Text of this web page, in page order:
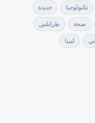
تكنولوجيا جديدة
صحة طرابلس
ليبيا